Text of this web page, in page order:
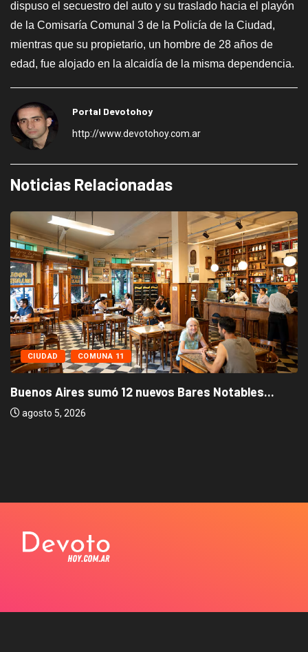
dispuso el secuestro del auto y su traslado hacia el playón
de la Comisaría Comunal 3 de la Policía de la Ciudad,
mientras que su propietario, un hombre de 28 años de
edad, fue alojado en la alcaidía de la misma dependencia.
Portal Devotohoy
http://www.devotohoy.com.ar
Noticias Relacionadas
CIUDAD COMUNA 11
Buenos Aires sumó 12 nuevos Bares Notables...
agosto 5, 2026